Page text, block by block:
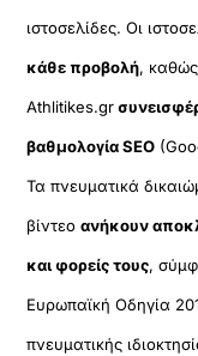
ιστοσελίδες. Οι
κάθε προβολή,
Athlitikes.gr
βαθμολογία SEO
Τα πνευματικά
βίντεοανήκουν
και φορείς τους,
Ευρωπαϊκή Οδηγία
πνευματικής